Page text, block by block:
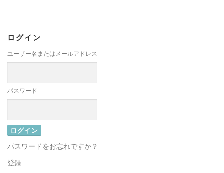
ログイン
ユーザー名またはメールアドレス
パスワード
パスワードをお忘れですか？
登録